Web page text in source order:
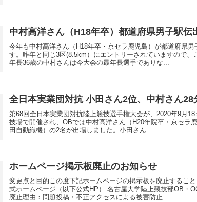
中村高洋さん（H18年卒）都道府県男子駅伝
今年も中村高洋さん（H18年卒・京セラ鹿児島）が都道府県
す。昨年と同じ3区(8.5km）にエントリーされていますので
年長36歳の中村さんは今大会の最年長選手でありな...
全日本実業団対抗 小田さん2位、中村さん28
第68回全日本実業団対抗陸上競技選手権大会が、2020年9月
技場で開催され、OBでは中村高洋さん（H20年院卒・京セラ
田自動織機）の2名が出場しました。小田さん...
ホームページ掲示板廃止のお知らせ
変更点と目的この度下記ホームページの掲示板を廃止するこ
式ホームページ（以下公式HP） 名古屋大学陸上競技部OB・
廃止理由：問題投稿・不正アクセスによる被害防止...